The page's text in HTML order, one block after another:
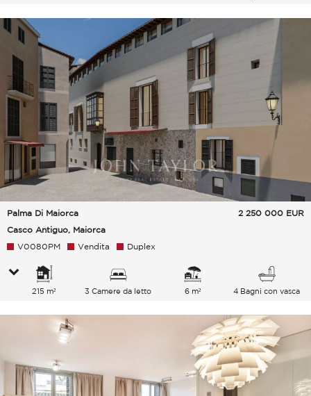
Palma Di Maiorca
Casco Antiguo, Maiorca
2 250 000 EUR
V0080PM Vendita Duplex
215 m² 3 Camere da letto 6 m² 4 Bagni con vasca